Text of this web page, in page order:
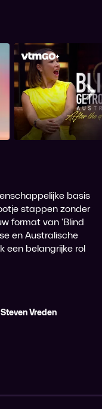
Blind
The
basis
stappen zonder
format van 'Blind
en Australische
een belangrijke rol
Steven Vreden